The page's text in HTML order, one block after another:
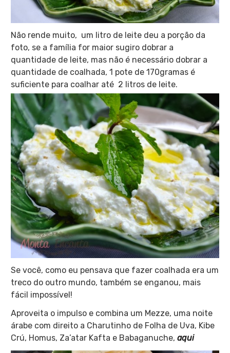
Não rende muito, um litro de leite deu a porção da
foto, se a família for maior sugiro dobrar a
quantidade de leite, mas não é necessário dobrar a
quantidade de coalhada, 1 pote de 170gramas é
suficiente para coalhar até 2 litros de leite.
Se você, como eu pensava que fazer coalhada era um
treco do outro mundo, também se enganou, mais
fácil impossível!
Aproveita o impulso e combina um Mezze, uma noite
árabe com direito a Charutinho de Folha de Uva, Kibe
Crú, Homus, Za’atar Kafta e Babaganuche, aqui